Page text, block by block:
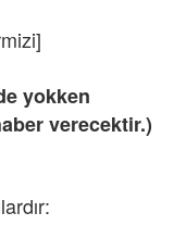
yokken
verecektir.)